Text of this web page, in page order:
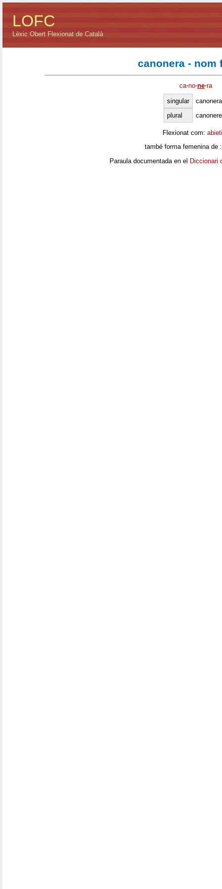
LOFC
Lèxic Obert Flexionat de Català
canonera - nom
ca·no·ne·ra
singular
canonera
plural
Flexionat com:
també forma femenina de
Paraula documentada en el Diccionari